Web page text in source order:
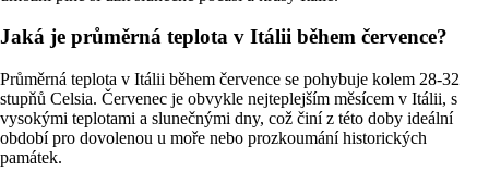
Jaká je průměrná teplota v Itálii během července?
Průměrná teplota v Itálii během července se pohybuje kolem 28-32
stupňů Celsia. Červenec je obvykle nejteplejším měsícem v Itálii, s
vysokými teplotami a slunečnými dny, což činí z této doby ideální
období pro dovolenou u moře nebo prozkoumání historických
památek.